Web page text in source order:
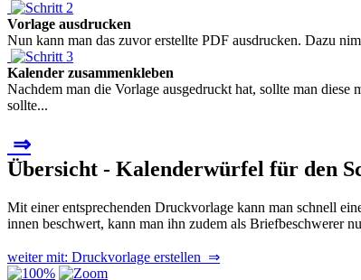
Vorlage ausdrucken
Nun kann man das zuvor erstellte PDF ausdrucken. Dazu
Kalender zusammenkleben
Nachdem man die Vorlage ausgedruckt hat, sollte man
sollte...
⇒
Übersicht - Kalenderwürfel für den
Mit einer entsprechenden Druckvorlage kann man schnell
innen beschwert, kann man ihn zudem als Briefbeschwerer
weiter mit: Druckvorlage erstellen ⇒